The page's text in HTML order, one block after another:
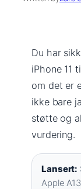
Du har
iPhone 11
om det er
ikke bare
støtte og
vurdering.
Lansert:
Apple